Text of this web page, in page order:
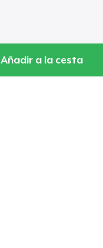
Añadir a la cesta